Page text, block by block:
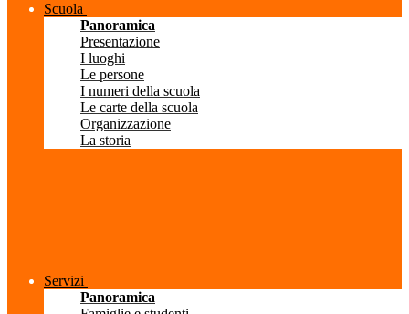
Scuola
Panoramica
Presentazione
I luoghi
Le persone
I numeri della scuola
Le carte della scuola
Organizzazione
La storia
Servizi
Panoramica